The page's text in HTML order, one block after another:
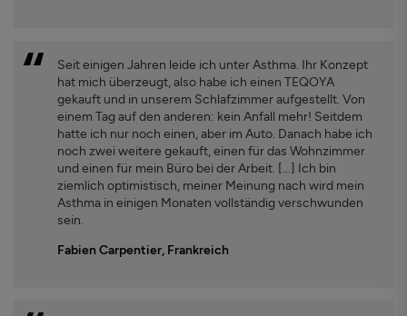
Seit einigen Jahren leide ich unter Asthma. Ihr Konzept
hat mich überzeugt, also habe ich einen TEQOYA
gekauft und in unserem Schlafzimmer aufgestellt. Von
einem Tag auf den anderen: kein Anfall mehr! Seitdem
hatte ich nur noch einen, aber im Auto. Danach habe ich
noch zwei weitere gekauft, einen für das Wohnzimmer
und einen für mein Büro bei der Arbeit. [...] Ich bin
ziemlich optimistisch, meiner Meinung nach wird mein
Asthma in einigen Monaten vollständig verschwunden
sein.
Fabien Carpentier, Frankreich